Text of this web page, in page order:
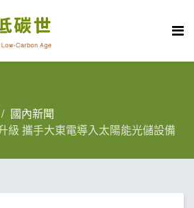
國內新聞
級 攜手大東電導入太陽能光儲設備